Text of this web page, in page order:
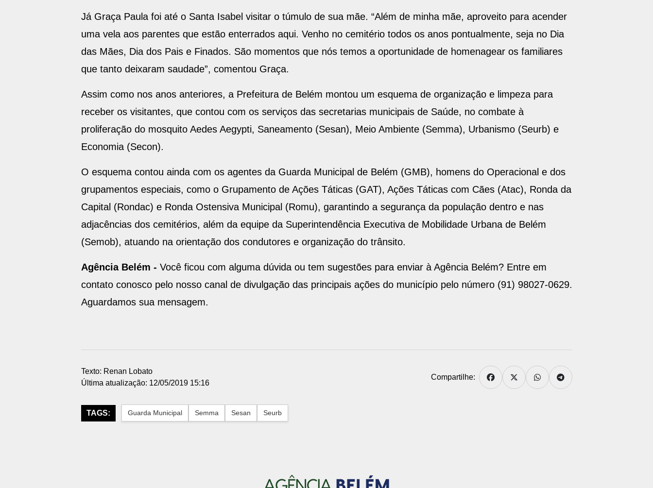
Já Graça Paula foi até o Santa Isabel visitar o túmulo de sua mãe. “Além de minha mãe, aproveito para acender
uma vela aos parentes que estão enterrados aqui. Venho no cemitério todos os anos pontualmente, seja no Dia
das Mães, Dia dos Pais e Finados. São momentos que nós temos a oportunidade de homenagear os familiares
que tanto deixaram saudade”, comentou Graça.
Assim como nos anos anteriores, a Prefeitura de Belém montou um esquema de organização e limpeza para
receber os visitantes, que contou com os serviços das secretarias municipais de Saúde, no combate à
proliferação do mosquito Aedes Aegypti, Saneamento (Sesan), Meio Ambiente (Semma), Urbanismo (Seurb) e
Economia (Secon).
O esquema contou ainda com os agentes da Guarda Municipal de Belém (GMB), homens do Operacional e dos
grupamentos especiais, como o Grupamento de Ações Táticas (GAT), Ações Táticas com Cães (Atac), Ronda da
Capital (Rondac) e Ronda Ostensiva Municipal (Romu), garantindo a segurança da população dentro e nas
adjacências dos cemitérios, além da equipe da Superintendência Executiva de Mobilidade Urbana de Belém
(Semob), atuando na orientação dos condutores e organização do trânsito.
Agência Belém - Você ficou com alguma dúvida ou tem sugestões para enviar à Agência Belém? Entre em
contato conosco pelo nosso canal de divulgação das principais ações do município pelo número (91) 98027-0629.
Aguardamos sua mensagem.
Texto: Renan Lobato
Última atualização: 12/05/2019 15:16
Compartilhe:
TAGS: Guarda Municipal Semma Sesan Seurb